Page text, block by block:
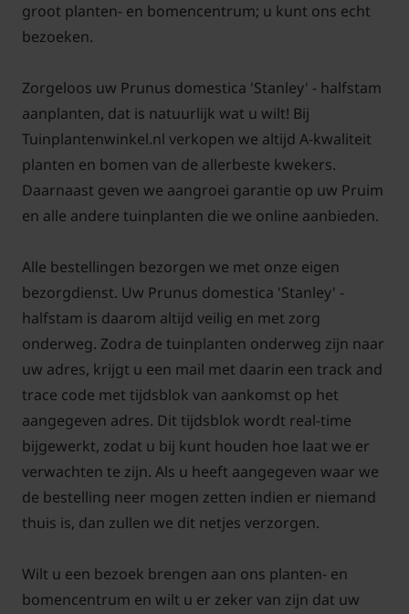
groot planten- en bomencentrum; u kunt ons echt
bezoeken.
Zorgeloos uw Prunus domestica 'Stanley' - halfstam
aanplanten, dat is natuurlijk wat u wilt! Bij
Tuinplantenwinkel.nl verkopen we altijd A-kwaliteit
planten en bomen van de allerbeste kwekers.
Daarnaast geven we aangroei garantie op uw Pruim
en alle andere tuinplanten die we online aanbieden.
Alle bestellingen bezorgen we met onze eigen
bezorgdienst. Uw Prunus domestica 'Stanley' -
halfstam is daarom altijd veilig en met zorg
onderweg. Zodra de tuinplanten onderweg zijn naar
uw adres, krijgt u een mail met daarin een track and
trace code met tijdsblok van aankomst op het
aangegeven adres. Dit tijdsblok wordt real-time
bijgewerkt, zodat u bij kunt houden hoe laat we er
verwachten te zijn. Als u heeft aangegeven waar we
de bestelling neer mogen zetten indien er niemand
thuis is, dan zullen we dit netjes verzorgen.
Wilt u een bezoek brengen aan ons planten- en
bomencentrum en wilt u er zeker van zijn dat uw